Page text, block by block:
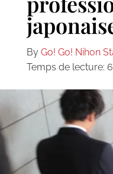
By Go! Go! Nihon
Temps de lecture: 6